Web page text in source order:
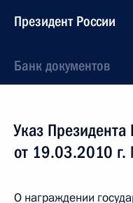
Президент России
Банк документов
Указ
от 19.03.2010
О награждении